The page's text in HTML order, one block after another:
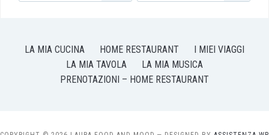
LA MIA CUCINA HOME RESTAURANT
I MIEI VIAGGI
LA MIA TAVOLA
LA MIA MUSICA
PRENOTAZIONI – HOME RESTAURANT